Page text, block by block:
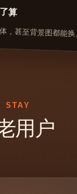
算
，甚至背景图都能换。
STAY
用户